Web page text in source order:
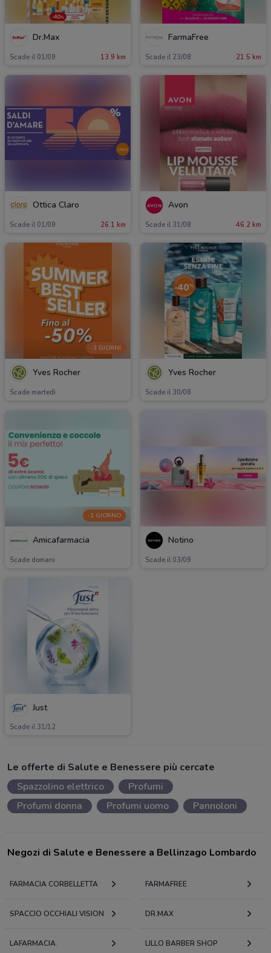
Dr.Max
Scade il 01/09 13.9 km
FarmaFree
Scade il 23/08 21.5 km
Ottica Claro
Scade il 01/09 26.1 km
Avon
Scade il 31/08 46.2 km
-3 GIORNI
Yves Rocher
Scade martedì
Yves Rocher
Scade il 30/08
-1 GIORNO
Amicafarmacia
Scade domani
Notino
Scade il 03/09
Just
Scade il 31/12
Le offerte di Salute e Benessere più cercate
Spazzolino elettrico
Profumi
Profumi donna
Profumi uomo Pannoloni
Negozi di Salute e Benessere a Bellinzago Lombardo
FARMACIA CORBELLETTA FARMAFREE
SPACCIO OCCHIALI VISION DR.MAX
LAFARMACIA. LILLO BARBER SHOP